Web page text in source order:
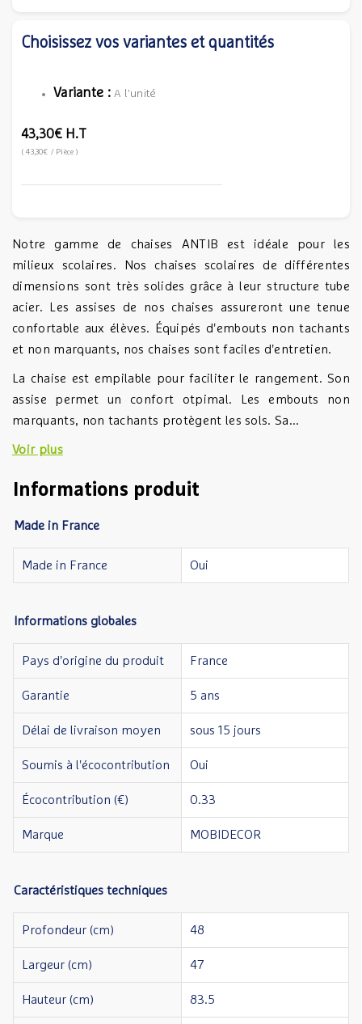
Choisissez vos variantes et quantités
Variante :A l'unité
43,30€ H.T
(43,30€ / Pièce)
Notre gamme de chaises ANTIB est idéale pour les
milieux scolaires. Nos chaises scolaires de différentes
dimensions sont très solides grâce à leur structure tube
acier. Les assises de nos chaises assureront une tenue
confortable aux élèves. Équipés d'embouts non tachants
et non marquants, nos chaises sont faciles d'entretien.
La chaise est empilable pour faciliter le rangement. Son
assise permet un confort otpimal. Les embouts non
marquants, non tachants protègent les sols. Sa...
Voir plus
Informations produit
Made in France
Made in France Oui
Informations globales
Pays d'origine du produit France
Garantie 5 ans
Délai de livraison moyen sous 15 jours
Soumis à l'écocontribution Oui
Écocontribution (€) 0.33
Marque MOBIDECOR
Caractéristiques techniques
Profondeur (cm) 48
Largeur (cm) 47
Hauteur (cm) 83.5